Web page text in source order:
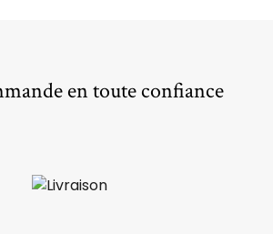
en toute confiance